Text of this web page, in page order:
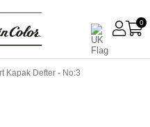
0
Kapak Defter - No:3